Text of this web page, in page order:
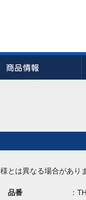
とは異なる場合があり
品番
：